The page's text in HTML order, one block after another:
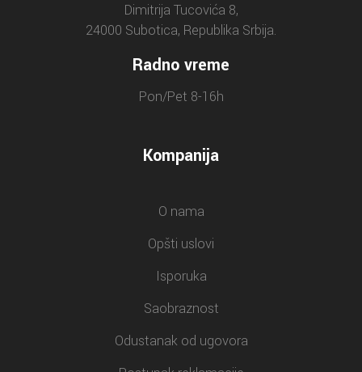
Dimitrija Tucovića 8,
24000 Subotica, Republika Srbija.
Radno vreme
Pon/Pet 8-16h
Kompanija
O nama
Opšti uslovi
Isporuka
Saobraznost
Odustanak od ugovora